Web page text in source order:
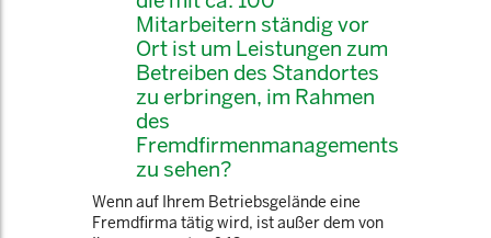
Mitarbeitern ständig vor
Ort ist um Leistungen zum
Betreiben des Standortes
zu erbringen, im Rahmen
des
Fremdfirmenmanagements
zu sehen?
Wenn auf Ihrem Betriebsgelände eine
Fremdfirma tätig wird, ist außer dem von